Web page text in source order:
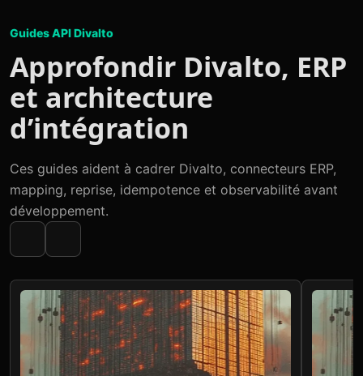
Guides API Divalto
Approfondir Divalto, ERP
et architecture
d’intégration
Ces guides aident à cadrer Divalto, connecteurs ERP,
mapping, reprise, idempotence et observabilité avant
développement.